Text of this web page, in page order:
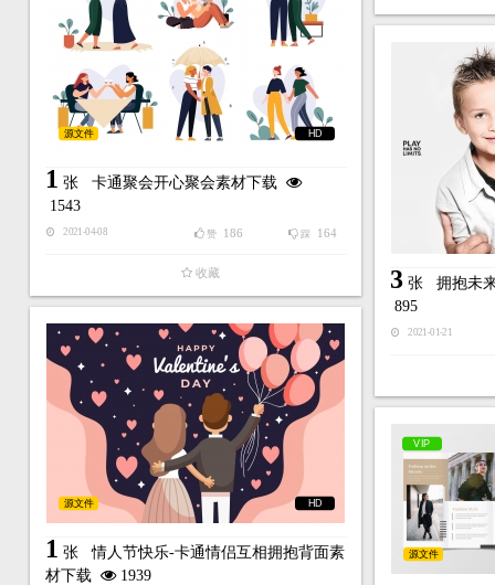
HD
源文件
1 张 卡通聚会开心聚会素材下载
1543
2021-04-08 踩 164
赞 186
收藏 3张 拥抱未
895
2021-01-21
HD
源文件
1 张情人节快乐-卡通情侣互相拥抱背面素
材下载
1939
VIP
源文件